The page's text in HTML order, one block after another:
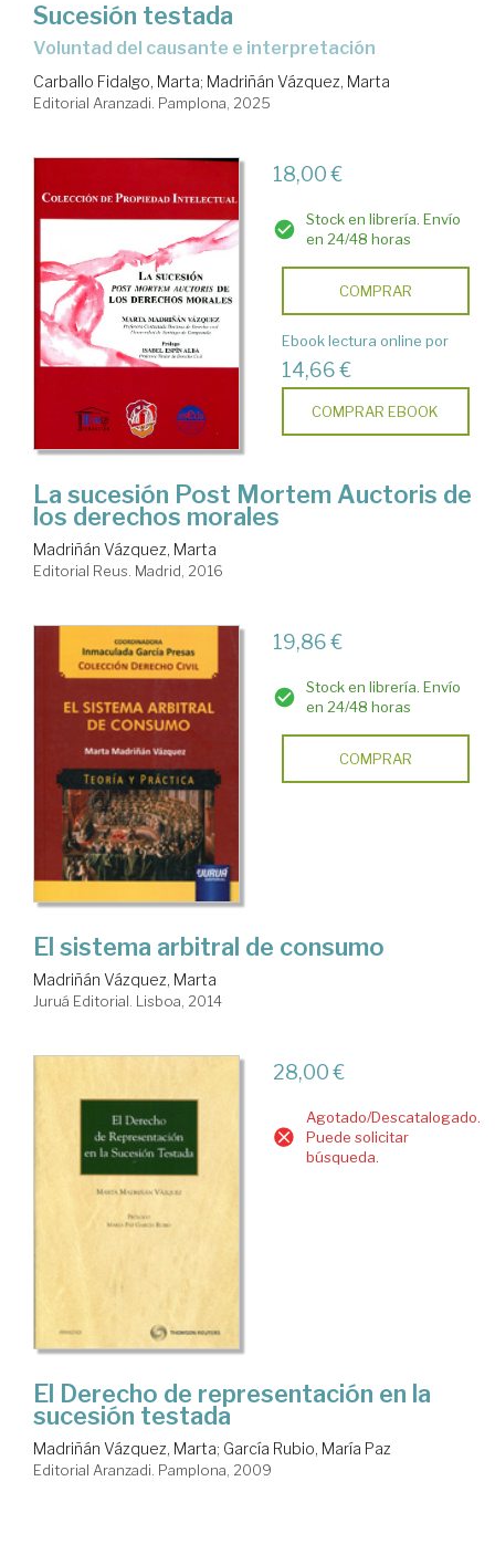
Sucesión testada
Voluntad del causante e interpretación
Carballo Fidalgo, Marta; Madriñán Vázquez, Marta
Editorial Aranzadi. Pamplona, 2025
18,00 €
Stock en librería. Envío
en 24/48 horas
COMPRAR
Ebook lectura online por
14,66 €
COMPRAR EBOOK
La sucesión Post Mortem Auctoris de
los derechos morales
Madriñán Vázquez, Marta
Editorial Reus. Madrid, 2016
19,86 €
Stock en librería. Envío
en 24/48 horas
COMPRAR
El sistema arbitral de consumo
Madriñán Vázquez, Marta
Juruá Editorial. Lisboa, 2014
28,00 €
Agotado/Descatalogado.
Puede solicitar
búsqueda.
El Derecho de representación en la
sucesión testada
Madriñán Vázquez, Marta; García Rubio, María Paz
Editorial Aranzadi. Pamplona, 2009